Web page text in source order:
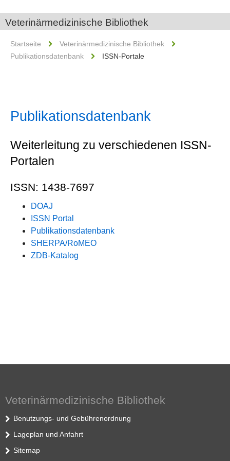
Veterinärmedizinische Bibliothek
Startseite
Veterinärmedizinische Bibliothek
Publikationsdatenbank
ISSN-Portale
Publikationsdatenbank
Weiterleitung zu verschiedenen ISSN-
Portalen
ISSN: 1438-7697
DOAJ
ISSN Portal
Publikationsdatenbank
SHERPA/RoMEO
ZDB-Katalog
Veterinärmedizinische Bibliothek
Benutzungs- und Gebührenordnung
Lageplan und Anfahrt
Sitemap